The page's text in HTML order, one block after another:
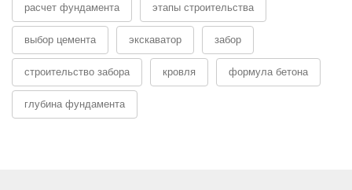
расчет фундамента этапы строительства
выбор цемента экскаватор забор
строительство забора кровля формула бетона
глубина фундамента